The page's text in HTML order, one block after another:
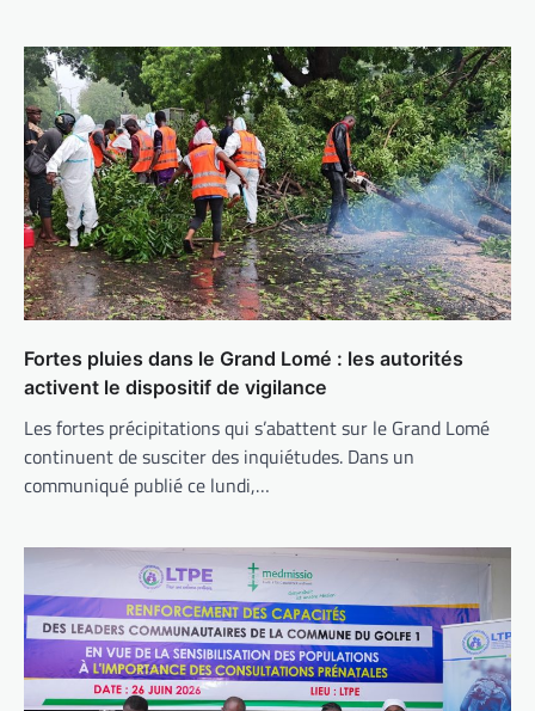
Fortes pluies dans le Grand Lomé : les autorités
activent le dispositif de vigilance
Les fortes précipitations qui s’abattent sur le Grand Lomé
continuent de susciter des inquiétudes. Dans un
communiqué publié ce lundi,…